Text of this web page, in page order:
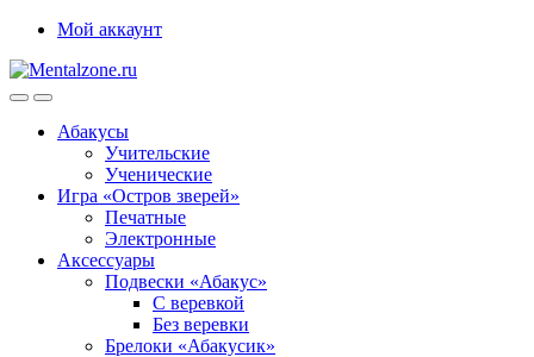
Skip
navigation
Skip
content
Мой аккаунт
Абакусы
Учительские
Ученические
Игра «Остров зверей»
Печатные
Электронные
Аксессуары
Подвески «Абакус»
С веревкой
Без веревки
Брелоки «Абакусик»